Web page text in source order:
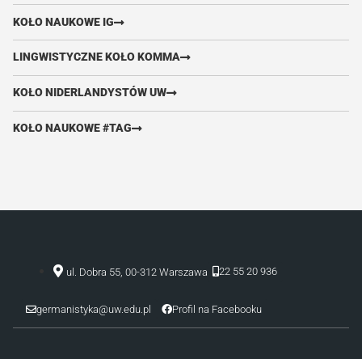
KOŁO NAUKOWE IG
LINGWISTYCZNE KOŁO KOMMA
KOŁO NIDERLANDYSTÓW UW
KOŁO NAUKOWE #TAG
ul. Dobra 55, 00-312 Warszawa 22 55 20 936
germanistyka@uw.edu.pl Profil na Facebooku